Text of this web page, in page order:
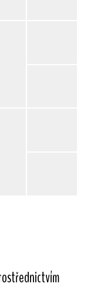
Hither